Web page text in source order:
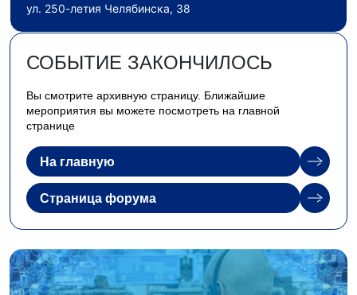
ул. 250-летия Челябинска, 38
СОБЫТИЕ ЗАКОНЧИЛОСЬ
Вы смотрите архивную страницу. Ближайшие
мероприятия вы можете посмотреть на главной
странице
На главную
Страница форума